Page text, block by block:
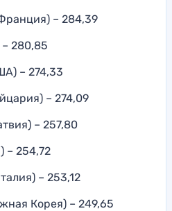
– 284,39
280,85
– 274,33
– 274,09
– 257,80
– 254,72
– 253,12
Корея) – 249,65